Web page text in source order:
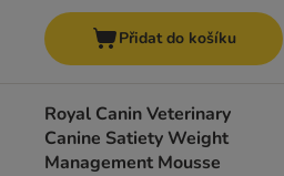
Přidat do košíku
Royal Canin Veterinary
Canine Satiety Weight
Management Mousse